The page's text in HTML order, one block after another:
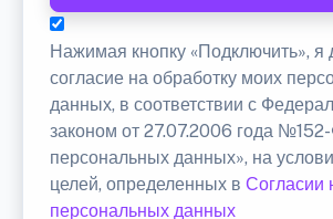
Нажимая кнопку «Подключить», я
согласие на обработку моих
данных, в соответствии с
законом от 27.07.2006 года
персональных данных», на
целей, определенных в Согласии
персональных данных